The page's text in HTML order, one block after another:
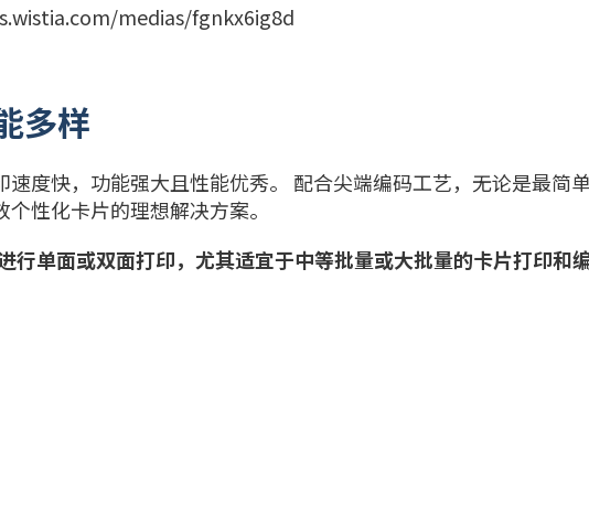
medias/fgnkx6ig8d
多样
速度快，功能强大且性能优秀。 配合尖端编码工艺，无论是最简
性化卡片的理想解决方案。
行单面或双面打印，尤其适宜于中等批量或大批量的卡片打印和